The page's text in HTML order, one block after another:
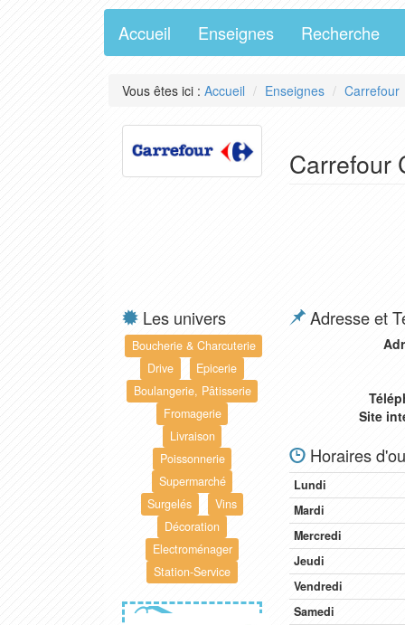
Accueil Enseignes Recherche
Vous êtes ici : Accueil Enseignes Carrefour
Carrefour
Les univers
Boucherie & Charcuterie
Drive
Epicerie
Boulangerie, Pâtisserie
Fromagerie
Livraison
Poissonnerie
Supermarché
Surgelés
Vins
Décoration
Electroménager
Station-Service
Adresse et
Site
Horaires
Lundi
Mardi
Mercredi
Jeudi
Vendredi
Samedi